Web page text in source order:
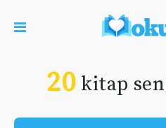
20kitap